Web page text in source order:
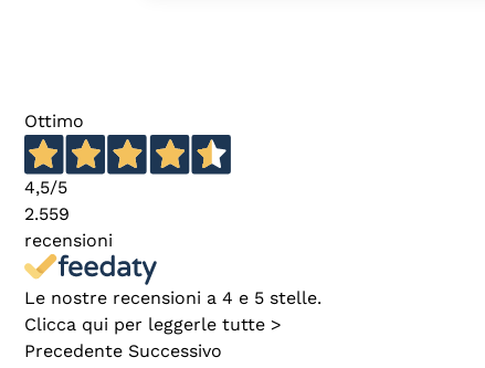
Ottimo
4,5/5
2.559
recensioni
Le nostre recensioni a 4 e 5 stelle.
Clicca qui per leggerle tutte >
Precedente Successivo